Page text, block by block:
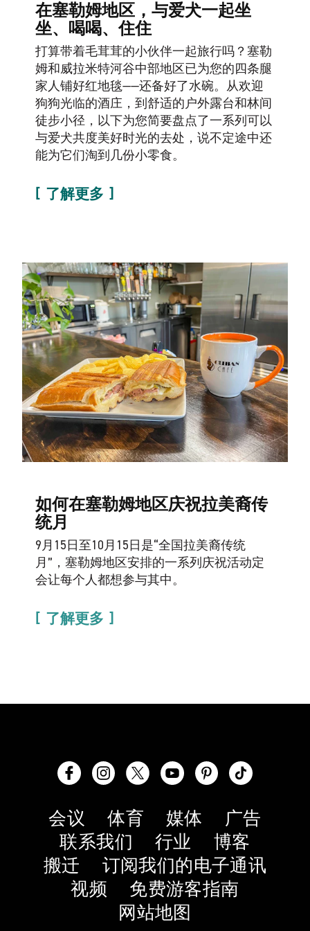
在塞勒姆地区，与爱犬一起坐
坐、喝喝、住住
打算带着毛茸茸的小伙伴一起旅行吗？塞勒
姆和威拉米特河谷中部地区已为您的四条腿
家人铺好红地毯——还备好了水碗。从欢迎
狗狗光临的酒庄，到舒适的户外露台和林间
徒步小径，以下为您简要盘点了一系列可以
与爱犬共度美好时光的去处，说不定途中还
能为它们淘到几份小零食。
了解更多
如何在塞勒姆地区庆祝拉美裔传
统月
9月15日至10月15日是“全国拉美裔传统
月”，塞勒姆地区安排的一系列庆祝活动定
会让每个人都想参与其中。
了解更多
会议 体育 媒体
广告
联系我们
行业
博客
搬迁
订阅我们的电子通讯
视频
免费游客指南
网站地图